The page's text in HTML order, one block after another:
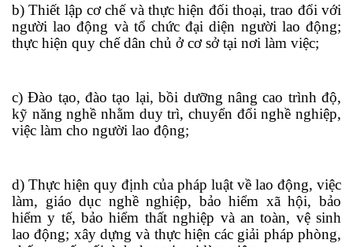
b) Thiết lập cơ chế và thực hiện đối thoại,trao đổi với
người lao động và tổ chức đại diện người lao động;
thực hiện quy chế dân chủ ở cơ sở tại nơi làm việc;
c) Đào tạo, đào tạo lại, bồi dưỡng nâng cao trình độ,
kỹ năng nghề nhằm duy trì, chuyển đổi nghề nghiệp,
việc làm cho người lao động;
d) Thực hiện quy định của pháp luật về lao động, việc
làm, giáo dục nghề nghiệp, bảo hiểm xã hội, bảo
hiểm y tế, bảo hiểm thất nghiệp và an toàn, vệ sinh
lao động; xây dựng và thực hiện các giải pháp phòng,